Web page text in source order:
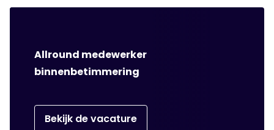
Allround medewerker
binnenbetimmering
Bekijk de vacature